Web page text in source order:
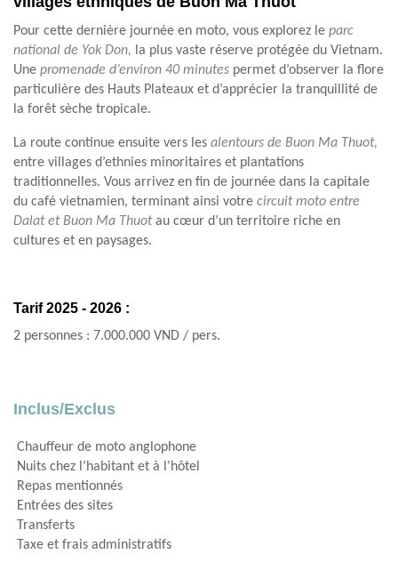
Pour cette dernière journée en moto, vous explorez le parc
national de Yok Don, la plus vaste réserve protégée du Vietnam.
Une promenade d’environ 40 minutes permet d’observer la flore
particulière des Hauts Plateaux et d’apprécier la tranquillité de
la forêt sèche tropicale.
La route continue ensuite vers les alentours de Buon Ma Thuot,
entre villages d’ethnies minoritaires et plantations
traditionnelles. Vous arrivez en fin de journée dans la capitale
du café vietnamien, terminant ainsi votre circuit moto entre
Dalat et Buon Ma Thuotau cœur d’un territoire riche en
cultures et en paysages.
Tarif2025 - 2026 :
2 personnes : 7.000.000 VND / pers.
Inclus/Exclus
Chauffeur de moto anglophone
Nuits chez l’habitant et à l'hôtel
Repas mentionnés
Entrées des sites
Transferts
Taxe et frais administratifs